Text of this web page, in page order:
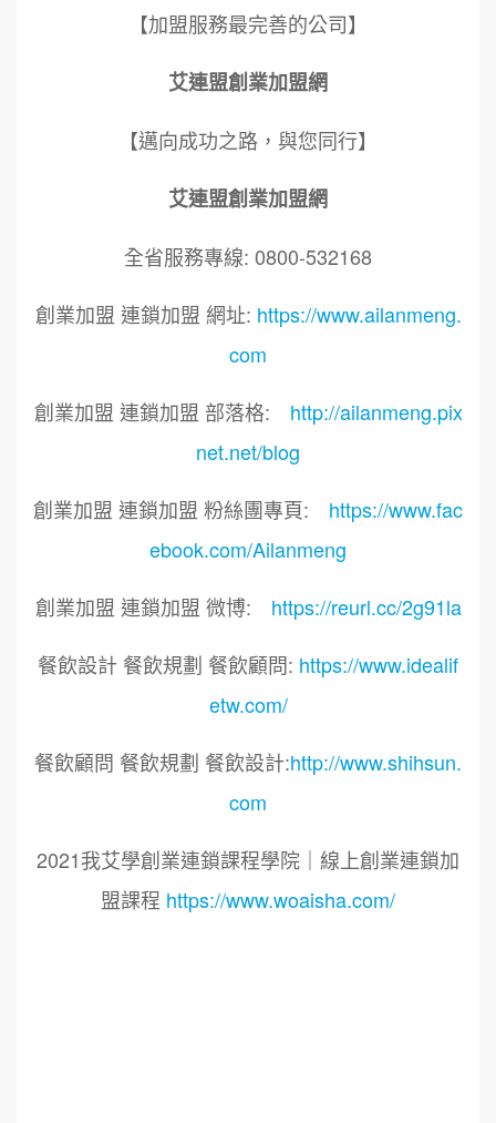
【加盟服務最完善的公司】
艾連盟創業加盟網
【邁向成功之路，與您同行】
艾連盟創業加盟網
全省服務專線: 0800-532168
創業加盟 連鎖加盟 網址: https://www.ailanmeng.
com
創業加盟 連鎖加盟 部落格: http://ailanmeng.pix
net.net/blog
創業加盟 連鎖加盟 粉絲團專頁: https://www.fac
ebook.com/Ailanmeng
創業加盟 連鎖加盟 微博: https://reurl.cc/2g91la
餐飲設計 餐飲規劃 餐飲顧問: https://www.idealif
etw.com/
餐飲顧問 餐飲規劃 餐飲設計:http://www.shihsun.
com
2021我艾學創業連鎖課程學院｜線上創業連鎖加
盟課程 https://www.woaisha.com/